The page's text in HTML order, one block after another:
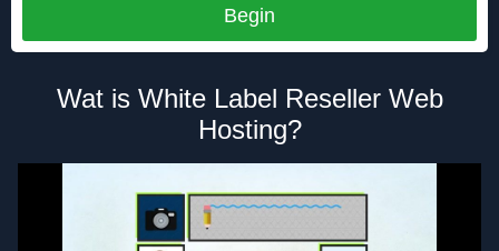
Begin
Wat is White Label Reseller Web
Hosting?